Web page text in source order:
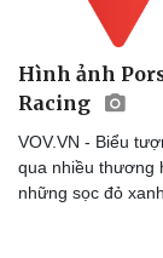
Hình ảnh
Racing
VOV.VN - Biểu
qua nhiều thương
những sọc đỏ